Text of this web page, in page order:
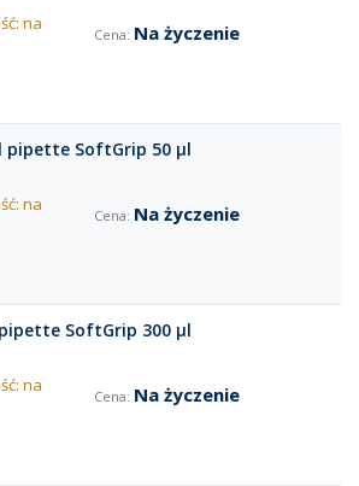
na
Na życzenie
pipette SoftGrip 50 µl
na
Na życzenie
SoftGrip 300 µl
na
Na życzenie